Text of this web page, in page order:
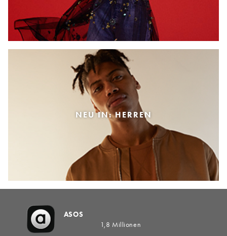
NEU IN: HERREN
ASOS
1,8 Millionen